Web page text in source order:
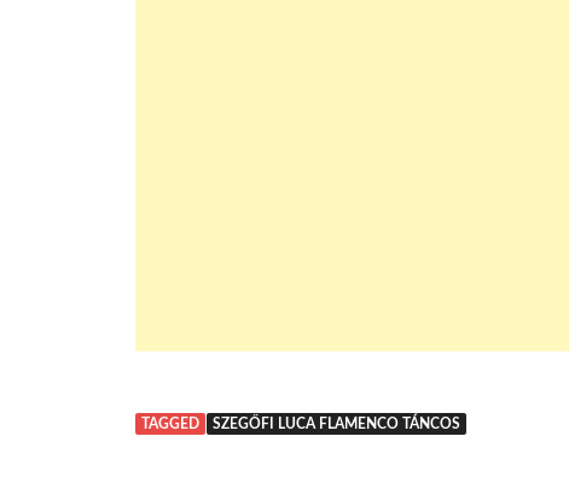
TAGGED SZEGŐFI LUCA FLAMENCO TÁNCOS